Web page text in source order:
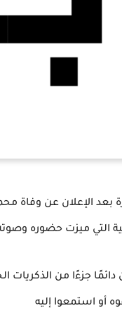
بعد الإعلان عن وفاة
التي ميزت حضوره
جزءًا من الذكريات
أو استمعوا إليه